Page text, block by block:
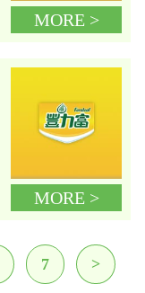
MORE >
MORE >
7 >